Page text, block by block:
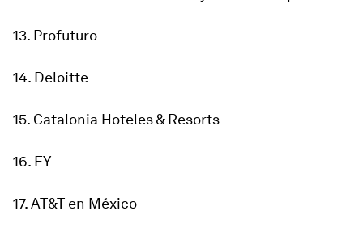
13. Profuturo
14. Deloitte
15. Catalonia Hoteles & Resorts
16. EY
17. AT&T en México